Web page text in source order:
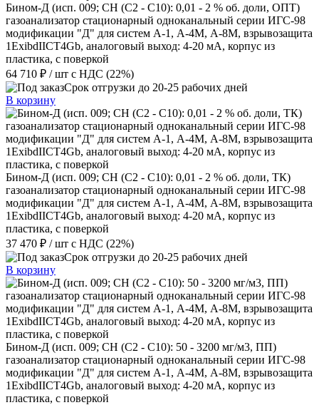
Бином-Д (исп. 009; CH (C2 - C10): 0,01 - 2 % об. доли, ОПТ)
газоанализатор стационарный одноканальный серии ИГС-98
модификации "Д" для систем А-1, А-4М, А-8М, взрывозащита
1ExibdIICT4Gb, аналоговый выход: 4-20 мА, корпус из
пластика, с поверкой
64 710 ₽ / шт с НДС (22%)
Срок отгрузки до 20-25 рабочих дней
В корзину
Бином-Д (исп. 009; CH (C2 - C10): 0,01 - 2 % об. доли, ТК)
газоанализатор стационарный одноканальный серии ИГС-98
модификации "Д" для систем А-1, А-4М, А-8М, взрывозащита
1ExibdIICT4Gb, аналоговый выход: 4-20 мА, корпус из
пластика, с поверкой
37 470 ₽ / шт с НДС (22%)
Срок отгрузки до 20-25 рабочих дней
В корзину
Бином-Д (исп. 009; CH (C2 - C10): 50 - 3200 мг/м3, ПП)
газоанализатор стационарный одноканальный серии ИГС-98
модификации "Д" для систем А-1, А-4М, А-8М, взрывозащита
1ExibdIICT4Gb, аналоговый выход: 4-20 мА, корпус из
пластика, с поверкой